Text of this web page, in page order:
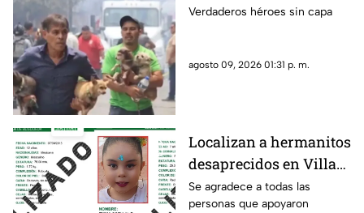
cuatro perros tras
Verdaderos héroes sin capa
agosto 09, 2026 01:31 p. m.
Localizan a hermanitos
desaprecidos en Villas
del Pedregal
Se agradece a todas las
personas que apoyaron